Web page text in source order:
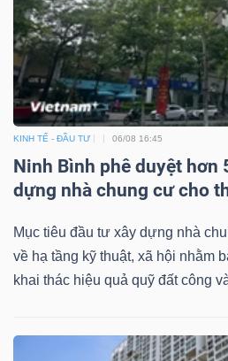
KINH TẾ - ĐẦU TƯ 06/08 16:45
Ninh Bình phê duyệt hơn
dựng nhà chung cư cho
Mục tiêu đầu tư xây dựng nhà
về hạ tầng kỹ thuật, xã hội nhằm
khai thác hiệu quả quỹ đất công